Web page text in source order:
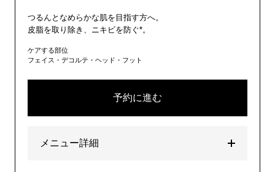
つるんとなめらかな肌を目指す方へ。
皮脂を取り除き、ニキビを防ぐ*。
ケアする部位
フェイス・デコルテ・ヘッド・フット
予約に進む
メニュー詳細